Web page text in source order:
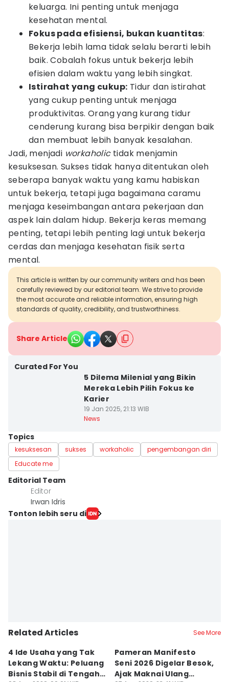
keluarga. Ini penting untuk menjaga
kesehatan mental.
Fokus pada efisiensi, bukan kuantitas:
Bekerja lebih lama tidak selalu berarti lebih
baik. Cobalah fokus untuk bekerja lebih
efisien dalam waktu yang lebih singkat.
Istirahat yang cukup: Tidur dan istirahat
yang cukup penting untuk menjaga
produktivitas. Orang yang kurang tidur
cenderung kurang bisa berpikir dengan baik
dan membuat lebih banyak kesalahan.
Jadi, menjadi workaholictidak menjamin
kesuksesan. Sukses tidak hanya ditentukan oleh
seberapa banyak waktu yang kamu habiskan
untuk bekerja, tetapi juga bagaimana caramu
menjaga keseimbangan antara pekerjaan dan
aspek lain dalam hidup. Bekerja keras memang
penting, tetapi lebih penting lagi untuk bekerja
cerdas dan menjaga kesehatan fisik serta
mental.
This article is written by our community writers and has been
carefully reviewed by our editorial team. We strive to provide
the most accurate and reliable information, ensuring high
standards of quality, credibility, and trustworthiness.
Share Article
Curated For You
5 Dilema Milenial yang Bikin
Mereka Lebih Pilih Fokus ke
Karier
19 Jan 2025, 21:13 WIB
News
Topics
kesuksesan sukses workaholic
pengembangan diri
Educate me
Editorial Team
Editor
Irwan Idris
Tonton lebih seru di
Related Articles See More
4 Ide Usaha yang Tak
Lekang Waktu: Peluang
Bisnis Stabil di Tengah
Pameran Manifesto
Seni 2026 Digelar Besok,
Ajak Maknai Ulang